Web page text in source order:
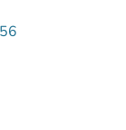
dieser
von
von
kann.